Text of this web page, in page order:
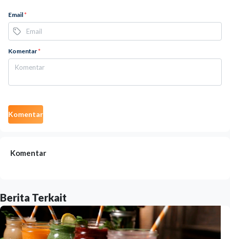
Email*
Komentar*
Komentar
Komentar
Berita Terkait